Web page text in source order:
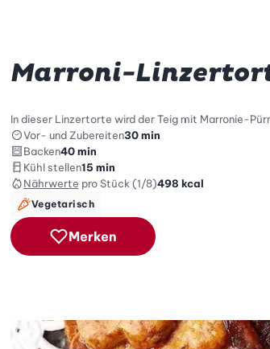
Marroni-
In dieser Linzertorte wird der Teig mit Marronie-
Vor- und Zubereiten30 min
Backen40 min
Kühl stellen15 min
Nährwerte pro Stück (1/8)498 kcal
Vegetarisch
Merken